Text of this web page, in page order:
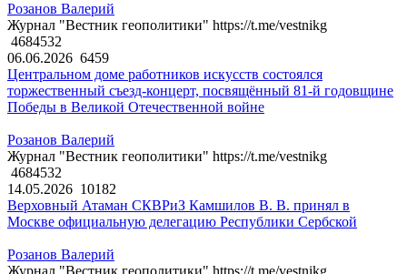
Розанов Валерий
Журнал "Вестник геополитики" https://t.me/vestnikg
4684532
06.06.2026 6459
Центральном доме работников искусств состоялся
торжественный съезд-концерт, посвящённый 81-й годовщине
Победы в Великой Отечественной войне
Розанов Валерий
Журнал "Вестник геополитики" https://t.me/vestnikg
4684532
14.05.2026 10182
Верховный Атаман СКВРиЗ Камшилов В. В. принял в
Москве официальную делегацию Республики Сербской
Розанов Валерий